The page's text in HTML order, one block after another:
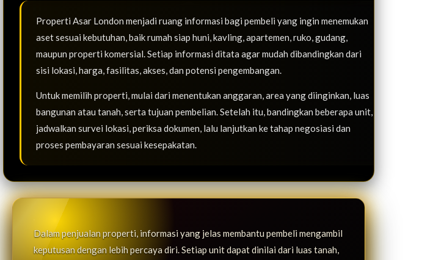
Properti Asar London menjadi ruang informasi bagi pembeli yang ingin menemukan
aset sesuai kebutuhan, baik rumah siap huni, kavling, apartemen, ruko, gudang,
maupun properti komersial. Setiap informasi ditata agar mudah dibandingkan dari
sisi lokasi, harga, fasilitas, akses, dan potensi pengembangan.
Untuk memilih properti, mulai dari menentukan anggaran, area yang diinginkan, luas
bangunan atau tanah, serta tujuan pembelian. Setelah itu, bandingkan beberapa unit,
jadwalkan survei lokasi, periksa dokumen, lalu lanjutkan ke tahap negosiasi dan
proses pembayaran sesuai kesepakatan.
Dalam penjualan properti, informasi yang jelas membantu pembeli mengambil
keputusan dengan lebih percaya diri. Setiap unit dapat dinilai dari luas tanah,